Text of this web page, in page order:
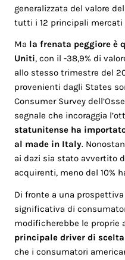
generalizzata del valore
tutti i 12 principali mercati
Ma la frenata peggiore è
Uniti, con il -38,9% di
allo stesso trimestre del
provenienti dagli States
Consumer Survey
segnale che incoraggia
statunitense ha
al made in Italy.
ai dazi sia stato avvertito
acquirenti, meno del 10%
Di fronte a una
significativa di
modificherebbe le proprie
principale driver di
che i consumatori